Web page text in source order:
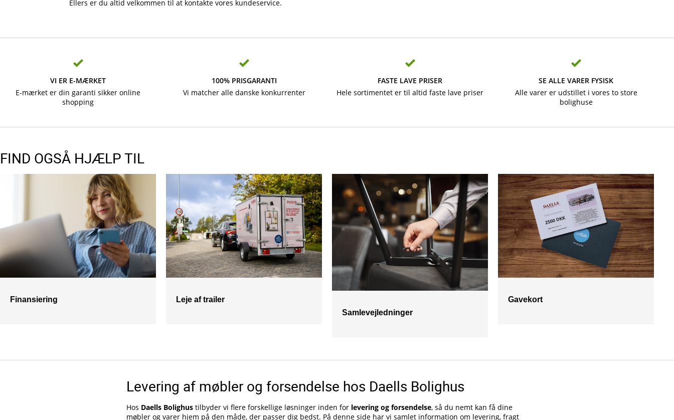
Ellers er du altid velkommen til at kontakte vores kundeservice.
VI ER E-MÆRKET
E-mærket er din garanti sikker online
shopping
100% PRISGARANTI
Vi matcher alle danske konkurrenter
FASTE LAVE PRISER
Hele sortimentet er til altid faste lave priser
SE ALLE VARER FYSISK
Alle varer er udstillet i vores to store
bolighuse
FIND OGSÅ HJÆLP TIL
Finansiering
Leje af trailer
Samlevejledninger
Gavekort
Levering af møbler og forsendelse hos Daells Bolighus
Hos Daells Bolighus tilbyder vi flere forskellige løsninger inden for levering og forsendelse, så du nemt kan få dine
møbler og varer hjem på den måde, der passer dig bedst. På denne side har vi samlet information om levering, fragt